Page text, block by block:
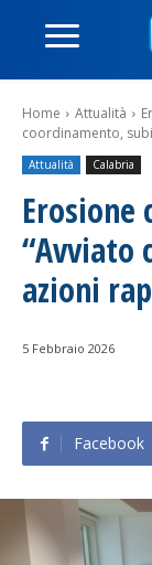
Home Attualità
coordinamento,
Attualità Calabria
Erosione
“Avviato
azioni
5 Febbraio 2026
Facebook